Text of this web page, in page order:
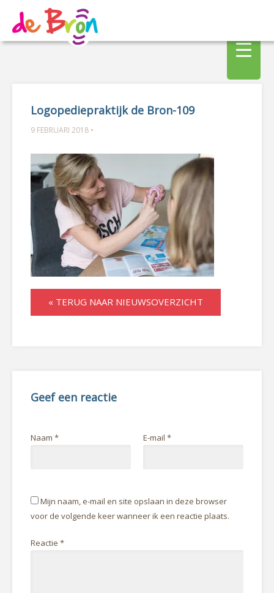
Logopediepraktijk de Bron-109
9 FEBRUARI 2018 •
« TERUG NAAR NIEUWSOVERZICHT
Geef een reactie
Naam * E-mail *
Mijn naam, e-mail en site opslaan in deze browser
voor de volgende keer wanneer ik een reactie plaats.
Reactie *